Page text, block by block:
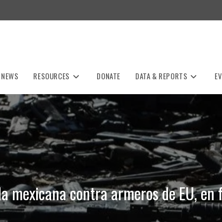
NEWS RESOURCES DONATE DATA & REPORTS
mexicana contra armeros de EU,